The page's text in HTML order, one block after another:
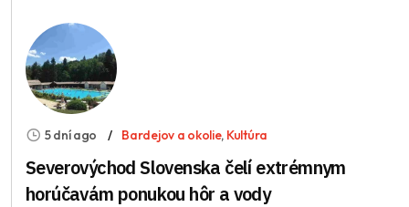
5 dní ago Bardejov a okolie, Kultúra
Severovýchod Slovenska čelí extrémnym
horúčavám ponukou hôr a vody